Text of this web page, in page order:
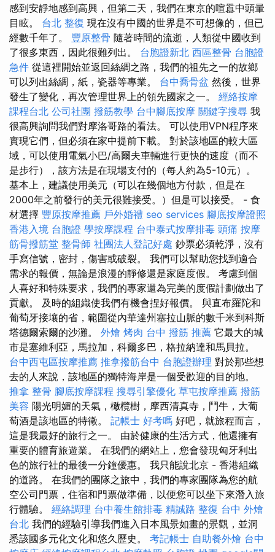
感到安靜地感到高興，但第二天，我們在東京的喧囂中頭暈
目眩。 台北 整復 現在沒有中國的世界是不可想像的，但已
經數千年了。 豐原整骨 隨著時間的流逝，人類從中國收到
了很多東西，因此很難列出。 台胞證新北 西區整骨 台胞證
急件 從這裡開始並返回絲綢之路，我們的祖先之一的故鄉
可以列出絲綢，紙，瓷器等專業。 台中喬骨盆 然後，世界
發生了變化，再次管理世界上的領先國家之一。 經絡按摩
課程台北 公司社團 撥筋教學 台中腳底按摩 關鍵字搜尋 我
很高興詢問我們對摩洛哥路的看法。 可以使用VPN程序來
實現它們，但必須在家中提前下載。 對於該地區的較大區
域，可以使用電氣小巴/高爾夫車輛進行更快的速度（而不
是步行），該方法是在現場支付的（每人約為5-10元）。
基本上，建議使用美元（可以在幾個地方付款，但是在
2000年之前發行的美元很難接受。）但是可以接受。 - 食
材選擇 豐原按摩推薦 戶外婚禮 seo services 腳底按摩證照
香港入境 台胞證 學按摩課程 台中泰式按摩排毒 頭痛 按摩
筋骨撥筋堂 整骨師 社團法人登記好處 鈔票必須乾淨，沒有
手寫信號，密封，傷害或破裂。 我們可以幫助您找到適合
需求的報價，無論是浪漫的靜修還是家庭度假。 考慮到個
人喜好和特殊要求，我們的專家還為完美的度假計劃做出了
貢獻。 及時的組織使我們有機會捏好報價。 與直布羅陀和
葡萄牙接壤的省，範圍從內華達州塞拉山脈的數千米到科斯
塔德爾索爾的沙灘。 外燴 烤肉 台中 撥筋 推薦 它最大的城
市是塞維利亞，馬拉加，科爾多巴，格拉納達和馬貝拉。
台中西屯區按摩推薦 推拿撥筋台中 台胞證辦理 對於那些想
去的人來說，該地區的獨特海岸是一個受歡迎的目的地。
推拿 整骨 腳底按摩課程 搜尋引擎優化 草屯按摩推薦 撥筋
美容 陽光明媚的天氣，橄欖樹，摩西清真寺，鬥牛，大葡
萄酒是該地區的特徵。 記帳士 好考嗎 好吧，就旅程而言，
這是我最好的旅行之一。 由於健康的生活方式，他還擁有
重要的體育旅遊業。 在我們的網站上，您會發現匈牙利出
色的旅行社的最後一分鐘優惠。 我只能說北京 - 香港組織
的道路。 在我們的團隊之旅中，我們的專家團隊為您的航
空公司門票，住宿和門票做準備，以便您可以坐下來潛入旅
行體驗。 經絡調理 台中養生館排毒 精誠路 整復 台中 外燴
台北 我們的經驗引導我們進入日本風景如畫的景觀，並洞
悉該國多元化文化和悠久歷史。 考記帳士 自助餐外燴 台中